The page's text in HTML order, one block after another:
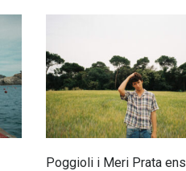
Poggioli i Meri Prata ens